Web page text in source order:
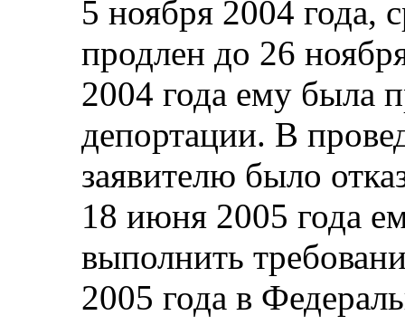
5 ноября 2004 года,
продлен до 26
2004 года ему была
депортации. В
заявителю было
18 июня 2005 года
выполнить
2005 года в